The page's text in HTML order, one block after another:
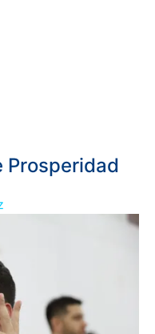
Prosperidad